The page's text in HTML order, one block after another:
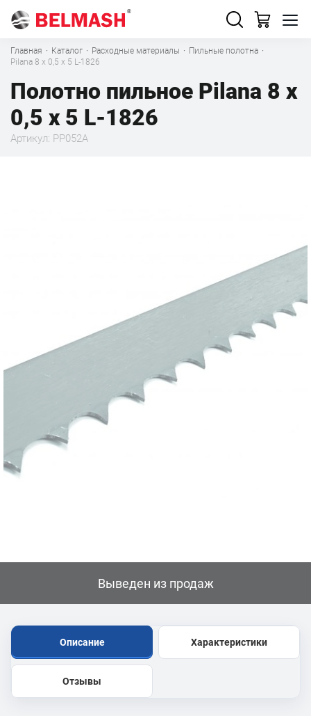
Главная · Каталог · Расходные материалы · Пильные полотна ·
Pilana 8 х 0,5 x 5 L-1826
Полотно пильное Pilana 8 х
0,5 x 5 L-1826
Артикул: PP052A
Выведен из продаж
Описание Характеристики
Отзывы